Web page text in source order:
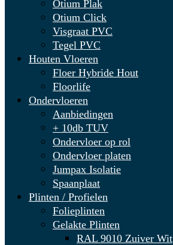
Otium Plak
Otium Click
Visgraat PVC
Tegel PVC
Houten Vloeren
Floer Hybride Hout
Floorlife
Ondervloeren
Aanbiedingen
+ 10db TUV
Ondervloer op rol
Ondervloer platen
Jumpax Isolatie
Spaanplaat
Plinten / Profielen
Folieplinten
Gelakte Plinten
RAL 9010 Zuiver Wit